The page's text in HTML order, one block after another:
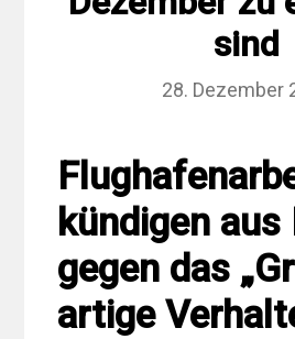
sind
28. Dezember
kündigen
gegen das
artige